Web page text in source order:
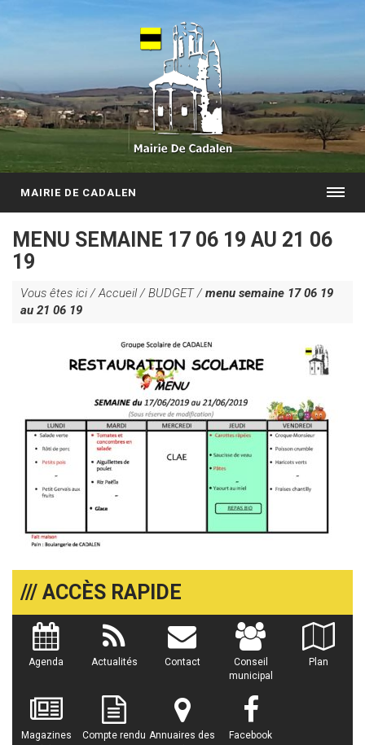
MAIRIE DE CADALEN
MENU SEMAINE 17 06 19 AU 21 06
19
Vous êtes ici /Accueil/BUDGET/menu semaine 17 06 19
au 21 06 19
/// ACCÈS RAPIDE
Agenda Actualités Contact
Conseil
municipal
Plan
Magazines
Compte rendu Annuaires des
Facebook